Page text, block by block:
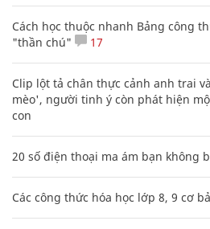
Cách học thuộc nhanh Bảng công
"thần chú"
17
Clip lột tả chân thực cảnh anh trai
mèo', người tinh ý còn phát hiện
con
20 số điện thoại ma ám bạn không
Các công thức hóa học lớp 8, 9 cơ